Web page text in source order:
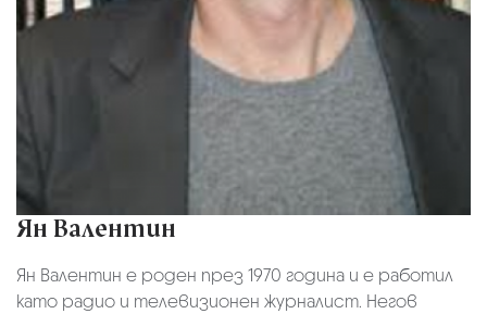
Ян Валентин
Ян Валентин е роден през 1970 година и е работил
като радио и телевизионен журналист. Негов